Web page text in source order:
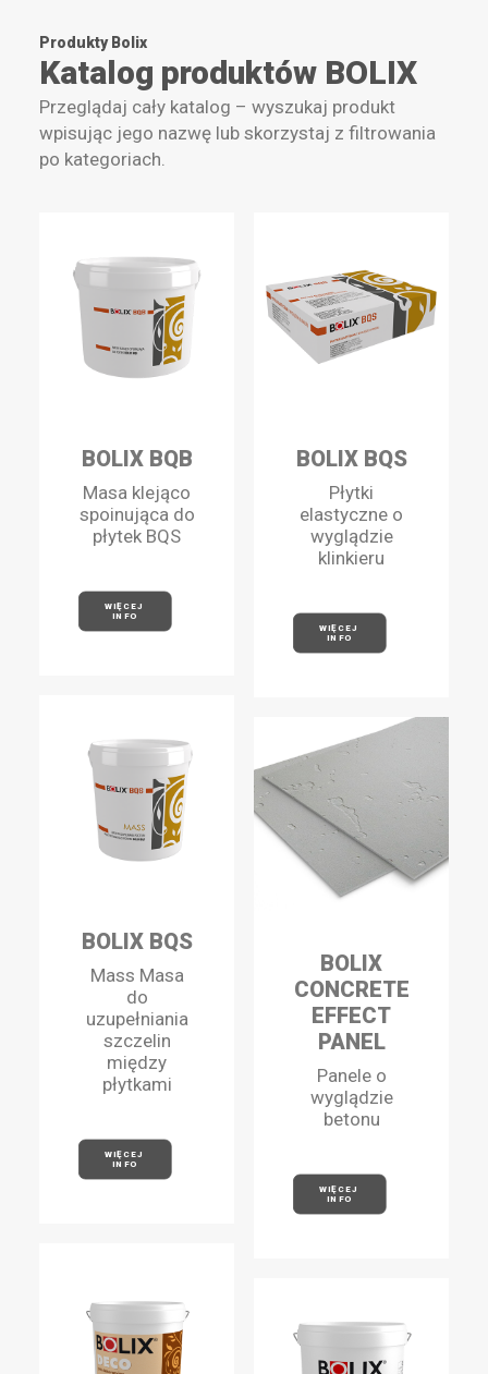
Produkty Bolix
Katalog produktów BOLIX
Przeglądaj cały katalog – wyszukaj produkt
wpisując jego nazwę lub skorzystaj z filtrowania
po kategoriach.
BOLIX BQB
Masa klejąco
spoinująca do
płytek BQS
WIĘCEJ
INFO
BOLIX BQS
Płytki
elastyczne o
wyglądzie
klinkieru
WIĘCEJ
INFO
BOLIX BQS
Mass Masa
do
uzupełniania
szczelin
między
płytkami
WIĘCEJ
INFO
BOLIX
CONCRETE
EFFECT
PANEL
Panele o
wyglądzie
betonu
WIĘCEJ
INFO